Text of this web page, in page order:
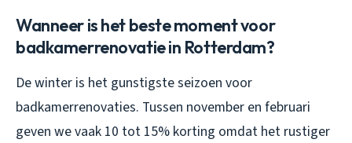
Wanneer is het beste moment voor
badkamerrenovatie in Rotterdam?
De winter is het gunstigste seizoen voor
badkamerrenovaties. Tussen november en februari
geven we vaak 10 tot 15% korting omdat het rustiger